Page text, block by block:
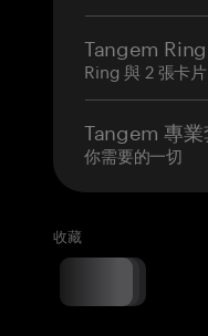
Tangem Ring
Ring 與 2 張卡片
Tangem 專
你需要的一切
收藏